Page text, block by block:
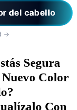
del cabello
→
Segura
Nuevo Color
Con